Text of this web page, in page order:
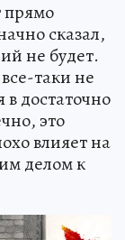
прямо
сказал,
не будет.
таки не
достаточно
это
влияет на
делом к